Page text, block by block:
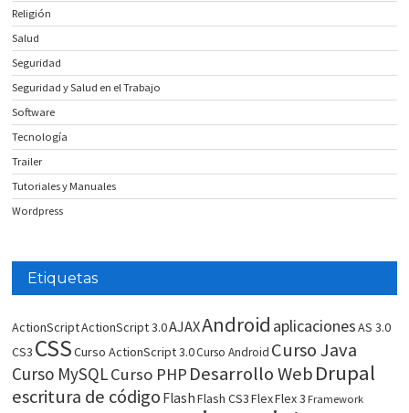
Religión
Salud
Seguridad
Seguridad y Salud en el Trabajo
Software
Tecnología
Trailer
Tutoriales y Manuales
Wordpress
Etiquetas
ActionScriptActionScript 3.0AJAXAndroid aplicacionesAS 3.0
CS3 CSSCurso ActionScript 3.0Curso Android Curso Java
Curso MySQLCurso PHP Desarrollo WebDrupal
escritura de código FlashFlash CS3FlexFlex 3 Framework